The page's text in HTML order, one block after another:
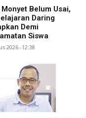
Belum Usai,
Daring
Demi
Siswa
2026 -12:38